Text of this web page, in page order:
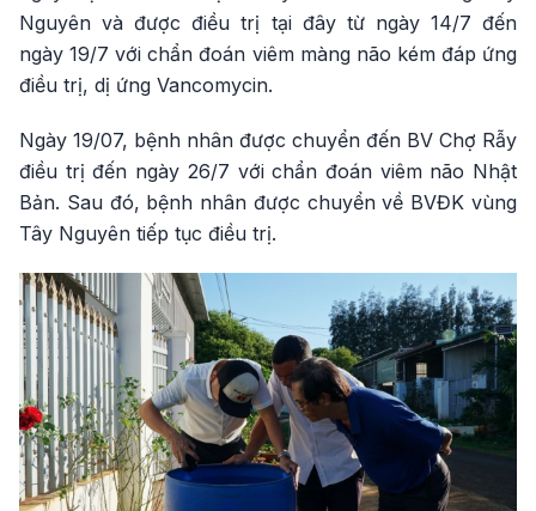
Nguyên và được điều trị tại đây từ ngày 14/7 đến
ngày 19/7 với chẩn đoán viêm màng não kém đáp ứng
điều trị, dị ứng Vancomycin.
Ngày 19/07, bệnh nhân được chuyển đến BV Chợ Rẫy
điều trị đến ngày 26/7 với chẩn đoán viêm não Nhật
Bản. Sau đó, bệnh nhân được chuyển về BVĐK vùng
Tây Nguyên tiếp tục điều trị.